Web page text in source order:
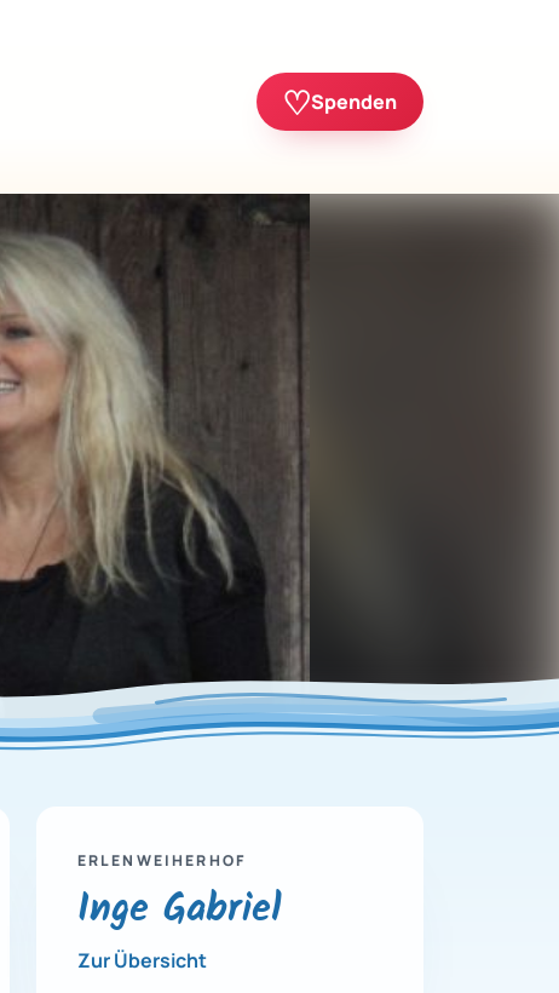
♡Spenden
ERLENWEIHERHOF
Inge Gabriel
Zur Übersicht